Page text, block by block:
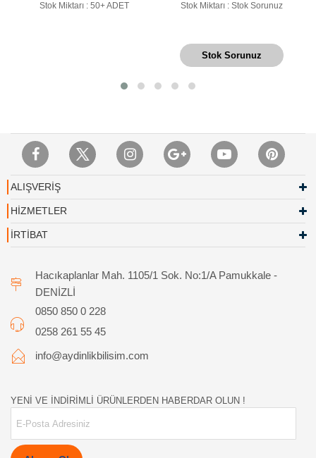
Stok Miktarı : 50+ ADET
Stok Miktarı : Stok Sorunuz
Stok Sorunuz
ALIŞVERİŞ
HİZMETLER
İRTİBAT
Hacıkaplanlar Mah. 1105/1 Sok. No:1/A Pamukkale -
DENİZLİ
0850 850 0 228
0258 261 55 45
info@aydinlikbilisim.com
YENİ VE İNDİRİMLİ ÜRÜNLERDEN HABERDAR OLUN !